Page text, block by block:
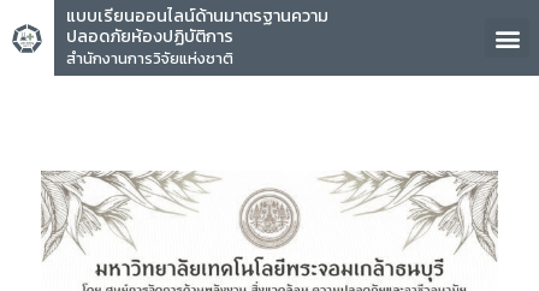
แบบเรียนออนไลน์ด้านมาตรฐานความ
ปลอดภัยห้องปฏิบัติการ
สำนักงานการวิจัยแห่งชาติ